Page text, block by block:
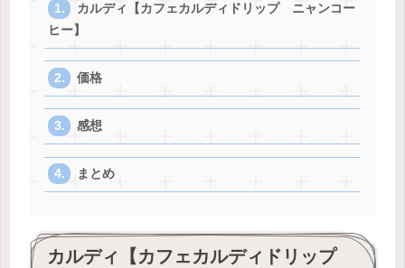
カルディ【カフェカルディドリップ ニャンコー
ヒー】
価格
感想
まとめ
カルディ【カフェカルディドリップ